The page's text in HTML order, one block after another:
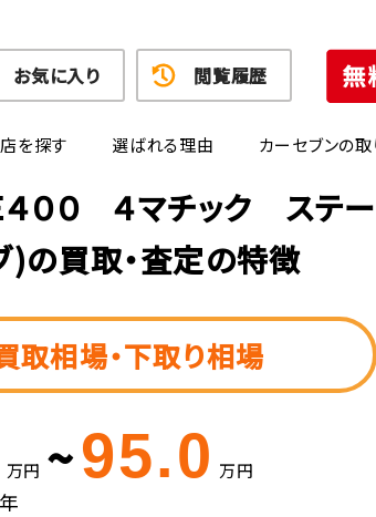
を探す 選ばれる理由 カーセブンの
お気に入り 閲覧履歴
００ ４マチック ステ
)の買取・査定の特徴
取相場・下取り相場
万円 ~95.0 万円